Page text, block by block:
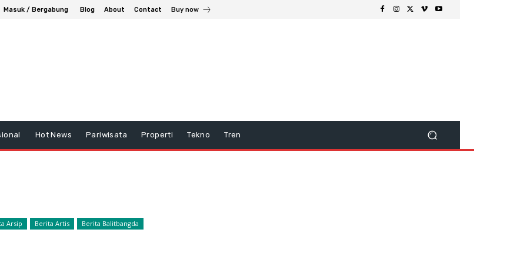
Masuk / Bergabung Blog About Contact Buy now
Hot News Pariwisata Properti Tekno Tren
Arsip Berita Artis Berita Balitbangda